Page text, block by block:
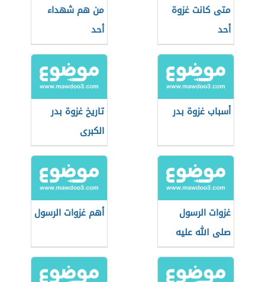
متى كانت غزوة
أحد
من هم شهداء
أحد
أسباب غزوة بدر
تاريخ غزوة بدر
الكبرى
غزوات الرسول
صلى الله عليه
وسلم
أهم غزوات الرسول